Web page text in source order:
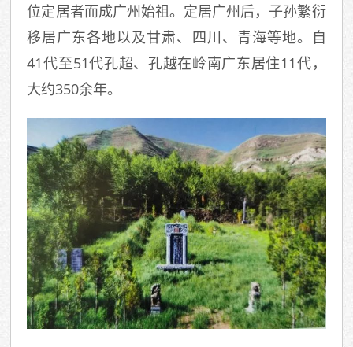
位定居者而成广州始祖。定居广州后，子孙繁衍
移居广东各地以及甘肃、四川、青海等地。自
41代至51代孔超、孔越在岭南广东居住11代，
大约350余年。